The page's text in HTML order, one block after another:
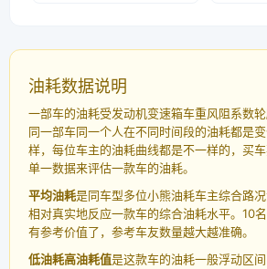
油耗数据说明
一部车的油耗受发动机变速箱车重风阻系数轮
同一部车同一个人在不同时间段的油耗都是
样，每位车主的油耗曲线都是不一样的，买
单一数据来评估一款车的油耗。
平均油耗是同车型多位小熊油耗车主综合路
相对真实地反应一款车的综合油耗水平。10
有参考价值了，参考车友数量越大越准确。
低油耗高油耗值是这款车的油耗一般浮动区